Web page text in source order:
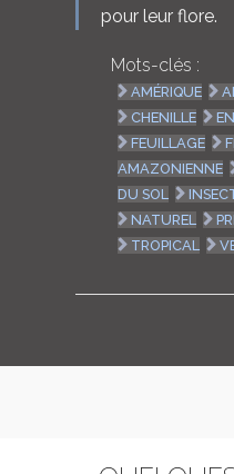
pour leur flore.
Mots-clés :
AMÉRIQUE
CHENILLE
FEUILLAGE
AMAZONIENNE
DU SOL
NATUREL
TROPICAL